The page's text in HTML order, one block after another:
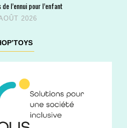
l’ennui pour l’enfant
2026